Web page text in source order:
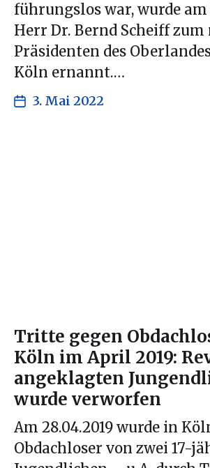
führungslos war, wurde am
Herr Dr. Bernd Scheiff zum
Präsidenten des
Köln ernannt.…
3. Mai 2022
Tritte gegen
Köln im April 2019:
angeklagten
wurde verworfen
Am 28.04.2019 wurde in
Obdachloser von zwei 17-